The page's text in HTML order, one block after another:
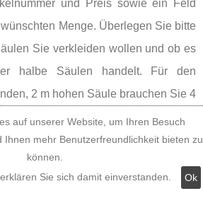
und Preis sowie ein Feld
Menge. Überlegen Sie bitte
Sie verkleiden wollen und ob es
halbe Säulen handelt. Für den
2 m hohen Säule brauchen Sie 4
den Säulenschaft einer halben, 2 m
Viertel. Multiplizieren Sie
Säulenschaft-Viertel mit der
tragen Sie bitte die errechnete
auf unserer Website, um Ihren Besuch
Ihnen mehr Benutzerfreundlichkeit bieten zu
können.
Sie sich damit einverstanden.
Ok